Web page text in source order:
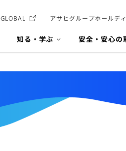
GLOBAL アサヒグループホールデ
知る・学ぶ 安全・安心の